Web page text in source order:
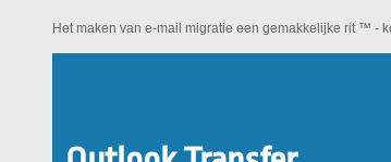
Het maken van e-mail migratie een gemakkelijke rit ™ -